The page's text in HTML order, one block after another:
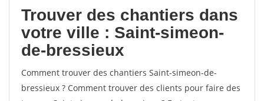
Trouver des chantiers dans
votre ville : Saint-simeon-
de-bressieux
Comment trouver des chantiers Saint-simeon-de-
bressieux ? Comment trouver des clients pour faire des